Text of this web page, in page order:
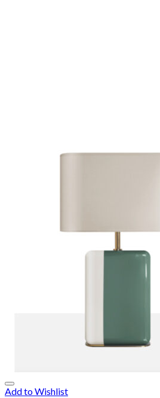
Add to Wishlist